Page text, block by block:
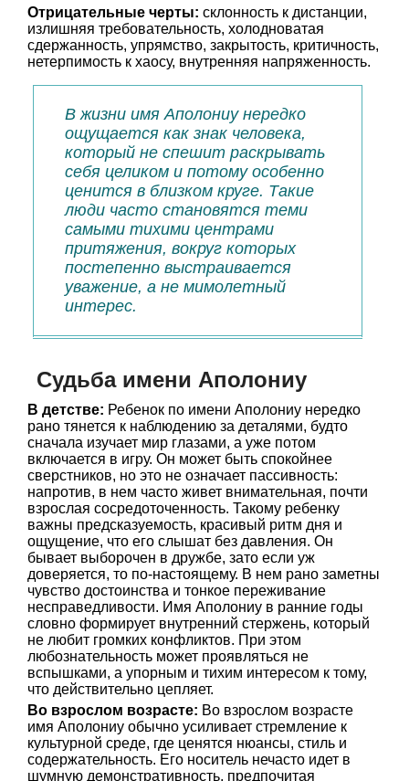
Отрицательные черты: склонность к дистанции,
излишняя требовательность, холодноватая
сдержанность, упрямство, закрытость, критичность,
нетерпимость к хаосу, внутренняя напряженность.
В жизни имя Аполониу нередко
ощущается как знак человека,
который не спешит раскрывать
себя целиком и потому особенно
ценится в близком круге. Такие
люди часто становятся теми
самыми тихими центрами
притяжения, вокруг которых
постепенно выстраивается
уважение, а не мимолетный
интерес.
Судьба имени Аполониу
В детстве: Ребенок по имени Аполониу нередко
рано тянется к наблюдению за деталями, будто
сначала изучает мир глазами, а уже потом
включается в игру. Он может быть спокойнее
сверстников, но это не означает пассивность:
напротив, в нем часто живет внимательная, почти
взрослая сосредоточенность. Такому ребенку
важны предсказуемость, красивый ритм дня и
ощущение, что его слышат без давления. Он
бывает выборочен в дружбе, зато если уж
доверяется, то по-настоящему. В нем рано заметны
чувство достоинства и тонкое переживание
несправедливости. Имя Аполониу в ранние годы
словно формирует внутренний стержень, который
не любит громких конфликтов. При этом
любознательность может проявляться не
вспышками, а упорным и тихим интересом к тому,
что действительно цепляет.
Во взрослом возрасте: Во взрослом возрасте
имя Аполониу обычно усиливает стремление к
культурной среде, где ценятся нюансы, стиль и
содержательность. Его носитель нечасто идет в
шумную демонстративность, предпочитая